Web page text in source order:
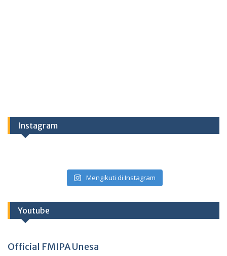
Instagram
Mengikuti di Instagram
Youtube
Official FMIPA Unesa